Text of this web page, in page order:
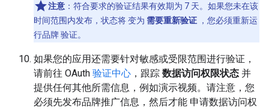
注意 ：符合要求的验证结果有效期为 7 天。如果您未在该
时间范围内发布，状态将 变为 需要重新验证 ，您必须重新运
行品牌 验证。
如果您的应用还需要针对敏感或受限范围进行验证，
请前往 OAuth 验证中心 ，跟踪 数据访问权限状态 并
提供任何其他所需信息，例如演示视频。请注意，您
必须先发布品牌推广信息，然后才能 申请数据访问权